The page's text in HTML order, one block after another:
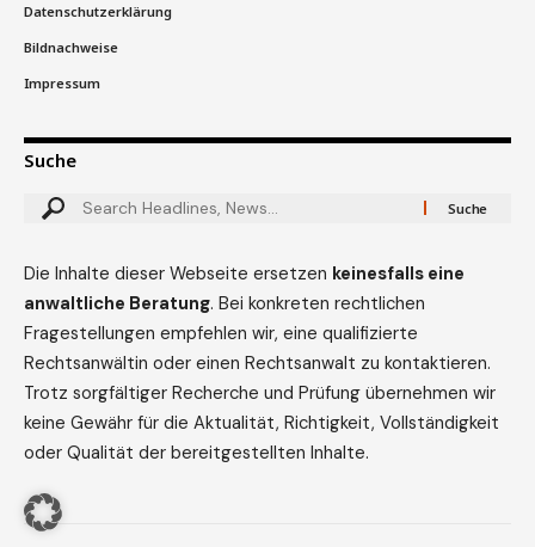
Datenschutzerklärung
Bildnachweise
Impressum
Suche
Die Inhalte dieser Webseite ersetzen keinesfalls eine
anwaltliche Beratung. Bei konkreten rechtlichen
Fragestellungen empfehlen wir, eine qualifizierte
Rechtsanwältin oder einen Rechtsanwalt zu kontaktieren.
Trotz sorgfältiger Recherche und Prüfung übernehmen wir
keine Gewähr für die Aktualität, Richtigkeit, Vollständigkeit
oder Qualität der bereitgestellten Inhalte.